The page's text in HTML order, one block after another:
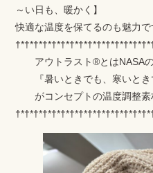
～い日も、暖かく】
快適な温度を保てるのも魅力
アウトラスト®とはNASAの
『暑いときでも、寒いとき
がコンセプトの温度調整素